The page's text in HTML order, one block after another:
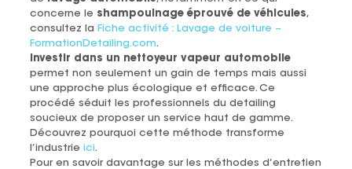
concerne le shampouinage éprouvé de véhicules,
consultez la Fiche activité : Lavage de voiture –
FormationDetailing.com.
Investir dans un nettoyeur vapeur automobile
permet non seulement un gain de temps mais aussi
une approche plus écologique et efficace. Ce
procédé séduit les professionnels du detailing
soucieux de proposer un service haut de gamme.
Découvrez pourquoi cette méthode transforme
l’industrie ici.
Pour en savoir davantage sur les méthodes d’entretien